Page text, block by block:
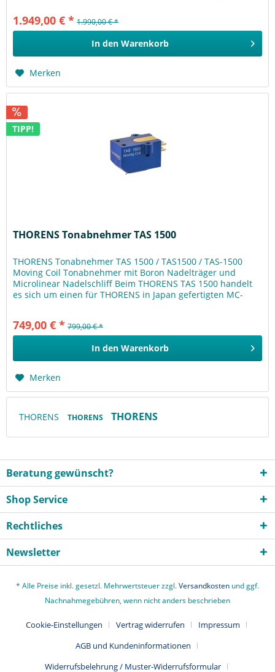
1.949,00 € * 1.990,00 € *
In den Warenkorb
Merken
TIPP!
THORENS Tonabnehmer TAS 1500
THORENS Tonabnehmer TAS 1500 / TAS1500 / TAS-1500
Moving Coil Tonabnehmer mit Boron Nadelträger und
Microlinear Nadelschliff Beim THORENS TAS 1500 handelt
es sich um einen für THORENS in Japan gefertigten MC-
749,00 € * 799,00 € *
In den Warenkorb
Merken
THORENS THORENS THORENS
Beratung gewünscht?
Shop Service
Rechtliches
Newsletter
* Alle Preise inkl. gesetzl. Mehrwertsteuer zzgl.Versandkosten und ggf.
Nachnahmegebühren, wenn nicht anders beschrieben
Cookie-Einstellungen Vertrag widerrufen
Impressum
AGB und Kundeninformationen
Widerrufsbelehrung / Muster-Widerrufsformular